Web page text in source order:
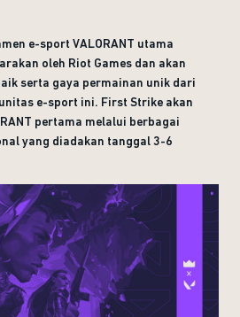
e-sport VALORANT utama
oleh Riot Games dan akan
serta gaya permainan unik dari
e-sport ini. First Strike akan
pertama melalui berbagai
yang diadakan tanggal 3-6